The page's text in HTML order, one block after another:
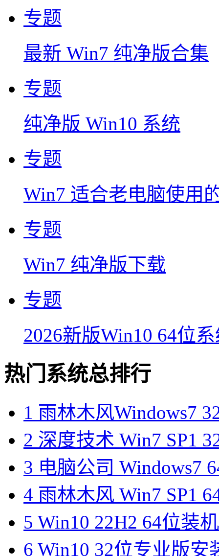
专题
最新 Win7 纯净版合集
专题
纯净版 Win10 系统
专题
Win7 适合老电脑使用
专题
Win7 纯净版下载
专题
2026新版Win10 64位
热门系统总排行
1 雨林木风Windows7
2 深度技术 Win7 SP1
3 电脑公司 Windows7
4 雨林木风 Win7 SP1
5 Win10 22H2 64位装
6 Win10 32位专业版安